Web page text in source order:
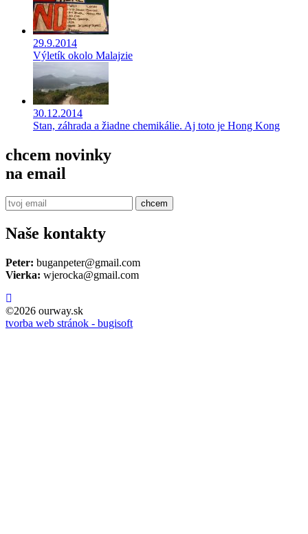
29.9.2014
Výletík okolo Malajzie
30.12.2014
Stan, záhrada a žiadne chemikálie. Aj toto je Hong Kong
chcem novinky
na email
chcem
Naše kontakty
Peter: buganpeter@gmail.com
Vierka: wjerocka@gmail.com
©2026 ourway.sk
tvorba web stránok - bugisoft